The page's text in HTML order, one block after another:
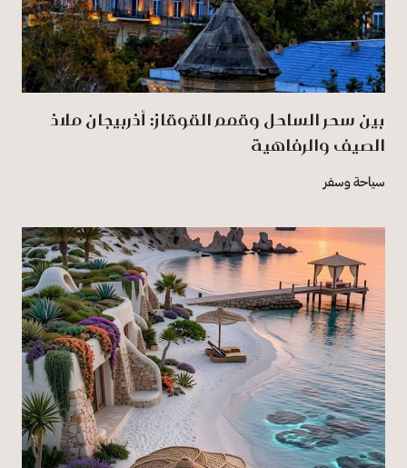
بين سحر الساحل وقمم القوقاز: أذربيجان ملاذ
الصيف والرفاهية
سياحة وسفر